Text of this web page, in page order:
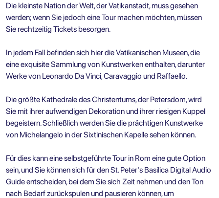
Die kleinste Nation der Welt, der Vatikanstadt, muss gesehen
werden; wenn Sie jedoch eine Tour machen möchten, müssen
Sie rechtzeitig Tickets besorgen.
In jedem Fall befinden sich hier die Vatikanischen Museen, die
eine exquisite Sammlung von Kunstwerken enthalten, darunter
Werke von Leonardo Da Vinci, Caravaggio und Raffaello.
Die größte Kathedrale des Christentums, der Petersdom, wird
Sie mit ihrer aufwendigen Dekoration und ihrer riesigen Kuppel
begeistern. Schließlich werden Sie die prächtigen Kunstwerke
von Michelangelo in der Sixtinischen Kapelle sehen können.
Für dies kann eine selbstgeführte Tour in Rom eine gute Option
sein, und Sie können sich für denSt. Peter's Basilica Digital Audio
Guideentscheiden, bei dem Sie sich Zeit nehmen und den Ton
nach Bedarf zurückspulen und pausieren können, um